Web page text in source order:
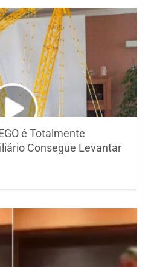
é Totalmente
Consegue Levantar